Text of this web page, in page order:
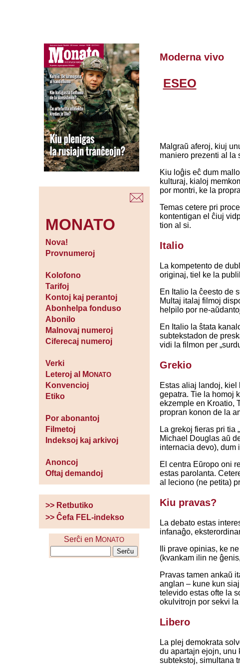
MONATO
Nova!
Provnumeroj
Kolofono
Tarifoj
Kontoj kaj perantoj
Abonhelpa fonduso
Abonilo
Malnovaj numeroj
Ciferecaj numeroj
Verki
Leteroj al MONATO
Konvencioj
Etiko
Por abonantoj
Filmetoj
Indeksoj kaj arkivoj
Anoncoj
Oftaj demandoj
>> Retbutiko
>> Ĉefa FEL-indekso
Serĉi en MONATO
Moderna vivo
ESEO
Malgraŭ aferoj, kiuj
maniero prezenti al la
Kiu loĝis eĉ dum
kulturaj, kialoj
por montri, ke la
Temas cetere pri
kontentigan el ĉiuj
tion al si.
Italio
La kompetento de
originaj, tiel ke la
En Italio la ĉeesto de
Multaj italaj filmoj
helpilo por ne-
En Italio la ŝtata
subtekstadon de
vidi la filmon per
Grekio
Estas aliaj landoj,
gepatra. Tie la homoj
ekzemple en Kroatio,
propran konon de la
La grekoj fieras pri tia
Michael Douglas aŭ
internacia devo), dum
El centra Eŭropo oni
estas parolanta.
al leciono (ne petita)
Kiu pravas?
La debato estas
infanaĝo,
Ili prave opinias, ke
(kvankam ilin ne
Pravas tamen ankaŭ
anglan – kune kun
televido estas ofte la
okulvitrojn por sekvi
Libero
La plej demokrata
du apartajn ejojn, unu
subtekstoj, simultana